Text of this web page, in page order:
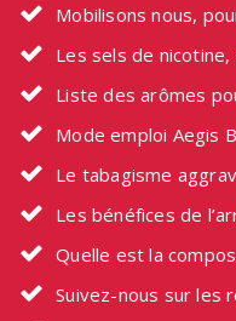
Mobilisons nous,
Les sels de nicotine,
Liste des arômes
Mode emploi Aegis
Le tabagisme
Les bénéfices de
Quelle est la
Suivez-nous sur les